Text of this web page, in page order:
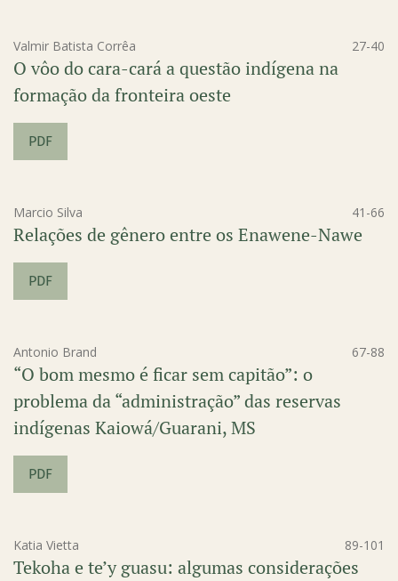
Valmir Batista Corrêa 27-40
O vôo do cara-cará a questão indígena na
formação da fronteira oeste
PDF
Marcio Silva 41-66
Relações de gênero entre os Enawene-Nawe
PDF
Antonio Brand 67-88
“O bom mesmo é ficar sem capitão”: o
problema da “administração” das reservas
indígenas Kaiowá/Guarani, MS
PDF
Katia Vietta 89-101
Tekoha e te’y guasu: algumas considerações